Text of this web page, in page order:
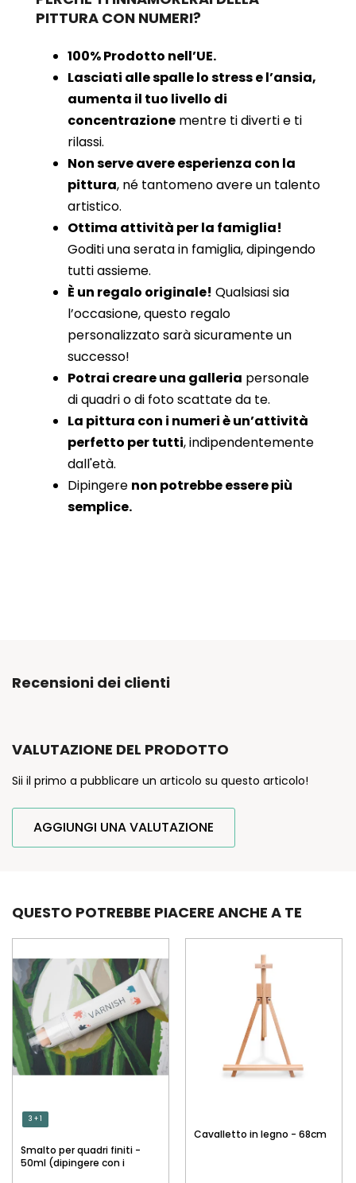
PITTURA CON NUMERI?
100% Prodotto nell’UE.
Lasciati alle spalle lo stress e l’ansia,
aumenta il tuo livello di
concentrazione mentre ti diverti e ti
rilassi.
Non serve avere esperienza con la
pittura, né tantomeno avere un talento
artistico.
Ottima attività per la famiglia!
Goditi una serata in famiglia, dipingendo
tutti assieme.
È un regalo originale! Qualsiasi sia
l’occasione, questo regalo
personalizzato sarà sicuramente un
successo!
Potrai creare una galleria personale
di quadri o di foto scattate da te.
La pittura con i numeri è un’attività
perfetto per tutti, indipendentemente
dall'età.
Dipingere non potrebbe essere più
semplice.
Recensioni dei clienti
VALUTAZIONE DEL PRODOTTO
Sii il primo a pubblicare un articolo su questo articolo!
AGGIUNGI UNA VALUTAZIONE
QUESTO POTREBBE PIACERE ANCHE A TE
3 + 1
Smalto per quadri finiti -
50ml (dipingere con i
Cavalletto in legno - 68cm